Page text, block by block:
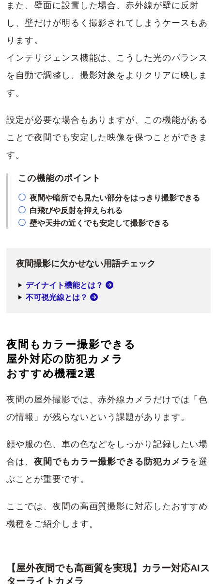
また、壁面に設置した場合、赤外線が壁に反射
し、壁だけが明るく撮影されてしまうケースもあ
ります。
インテリジェンス機能は、こうした光のバランス
を自動で調整し、撮影対象をよりクリアに映しま
す。
設定が必要な場合もありますが、この機能がある
ことで夜間でも安定した映像を保つことができま
す。
この機能のポイント
夜間や暗所でも見たい部分をはっきり撮影できる
白飛びや反射を抑えられる
壁や天井の近くでも安定して撮影できる
夜間撮影に欠かせない用語チェック
デイナイト機能とは？
不可視光線とは？
夜間もカラー撮影できる
屋外対応の防犯カメラ
おすすめ機種2選
夜間の屋外撮影では、赤外線カメラだけでは「色
の情報」が残らないという課題があります。
顔や服の色、車の色などをしっかり記録したい場
合は、夜間でもカラー撮影できる防犯カメラ を選
ぶことが重要です。
ここでは、夜間の高画質撮影に対応したおすすめ
機種をご紹介します。
【屋外夜間でも高画質を実現】カラー対応AIス
ターライトカメラ